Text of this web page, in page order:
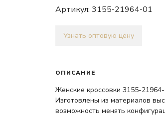
Артикул: 3155-21964-01
Узнать оптовую цену
ОПИСАНИЕ
Женские кроссовки 3155-
Изготовлены из материалов
возможность менять